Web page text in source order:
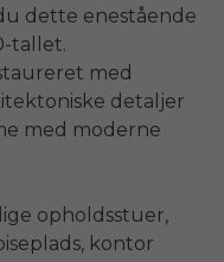
dette enestående
tallet.
med
detaljer
med moderne
opholdsstuer,
kontor